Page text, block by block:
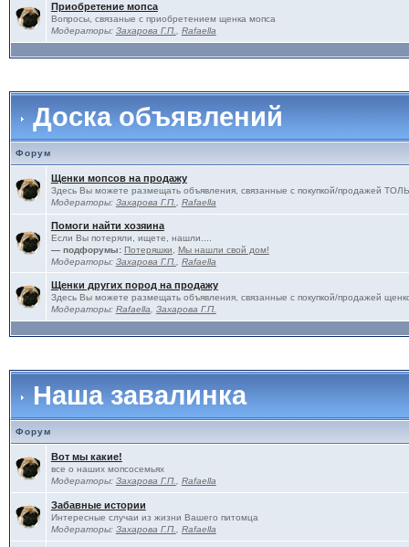
Приобретение мопса
Вопросы, связаные с приобретением щенка мопса
Модераторы: Захарова Г.П. Rafaella
Доска объявлений
Форум
Щенки мопсов на продажу
Здесь Вы можете размещать объявления, связанные с покупкой/продажей
Модераторы: Захарова Г.П. Rafaella
Помоги найти хозяина
Если Вы потеряли, ищете, нашли....
— подфорумы: Потеряшки
Мы нашли свой дом!
Модераторы: Захарова Г.П. Rafaella
Щенки других пород на продажу
Здесь Вы можете размещать объявления, связанные с покупкой/продажей
Модераторы: Rafaella Захарова Г.П.
Наша завалинка
Форум
Вот мы какие!
все о наших мопсосемьях
Модераторы: Захарова Г.П. Rafaella
Забавные истории
Интересные случаи из жизни Вашего питомца
Модераторы: Захарова Г.П. Rafaella